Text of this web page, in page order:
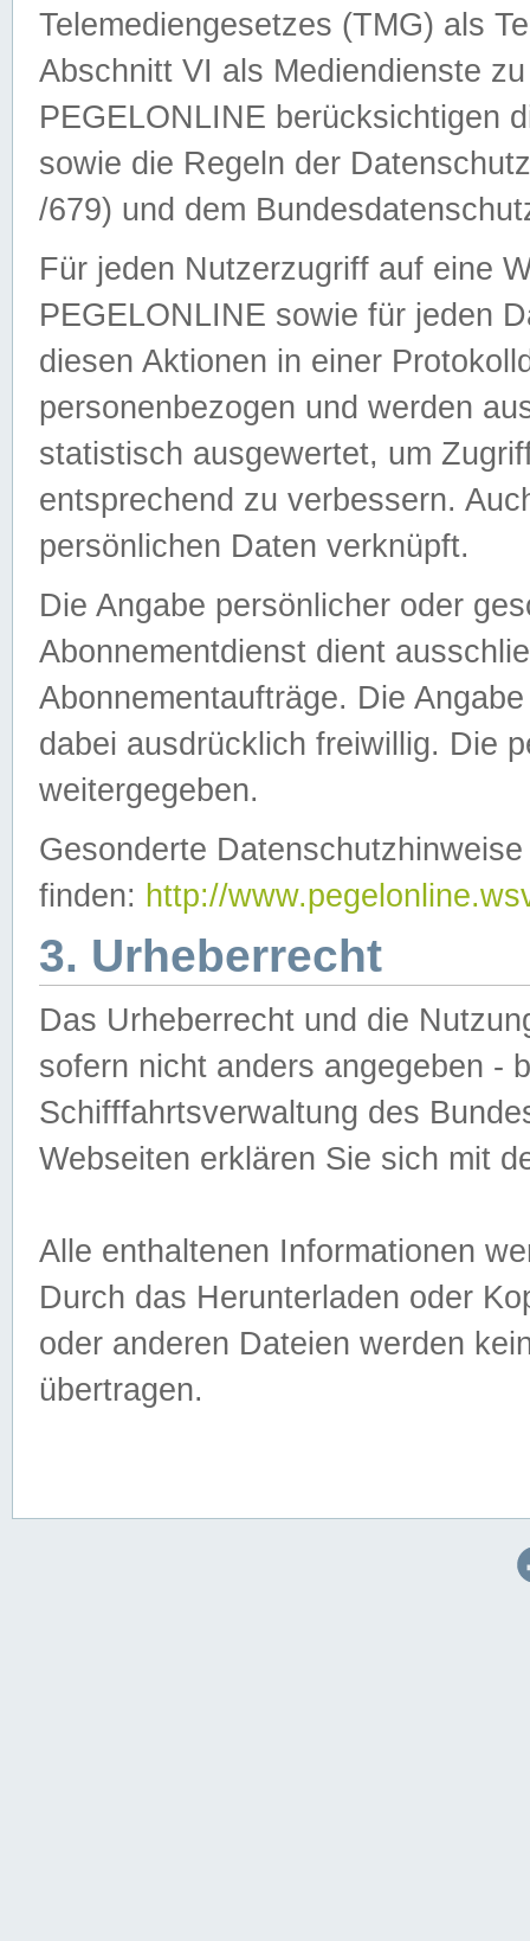
Telemediengesetzes (TMG) als
Abschnitt VI als Mediendienste
PEGELONLINE berücksichtigen
sowie die Regeln der
/679) und dem
Für jeden Nutzerzugriff auf eine
PEGELONLINE sowie für jeden
diesen Aktionen in einer
personenbezogen und werden
statistisch ausgewertet, um
entsprechend zu verbessern.
persönlichen Daten verknüpft.
Die Angabe persönlicher oder
Abonnementdienst dient
Abonnementaufträge. Die
dabei ausdrücklich freiwillig. Die
weitergegeben.
Gesonderte
finden: http://
3. Urheberrecht
Das Urheberrecht und die
sofern nicht anders angegeben -
Schifffahrtsverwaltung des
Webseiten erklären Sie sich mit
Alle enthaltenen Informationen
Durch das Herunterladen oder
oder anderen Dateien werden
übertragen.